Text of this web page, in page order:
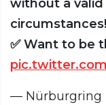
without a
circumstances!
✅ Want to be
— Nürburgring